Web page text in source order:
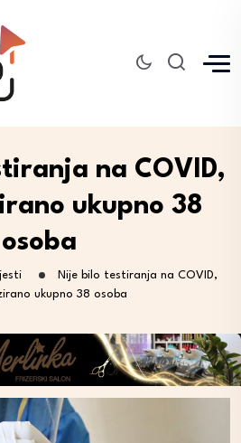
na COVID,
ukupno 38
osoba
Nije bilo testiranja na COVID,
ukupno 38 osoba